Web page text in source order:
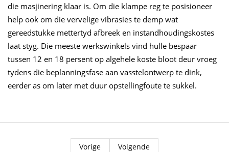
die masjinering klaar is. Om die klampe reg te posisioneer
help ook om die vervelige vibrasies te demp wat
gereedstukke mettertyd afbreek en instandhoudingskostes
laat styg. Die meeste werkswinkels vind hulle bespaar
tussen 12 en 18 persent op algehele koste bloot deur vroeg
tydens die beplanningsfase aan vasstelontwerp te dink,
eerder as om later met duur opstellingfoute te sukkel.
Vorige Volgende